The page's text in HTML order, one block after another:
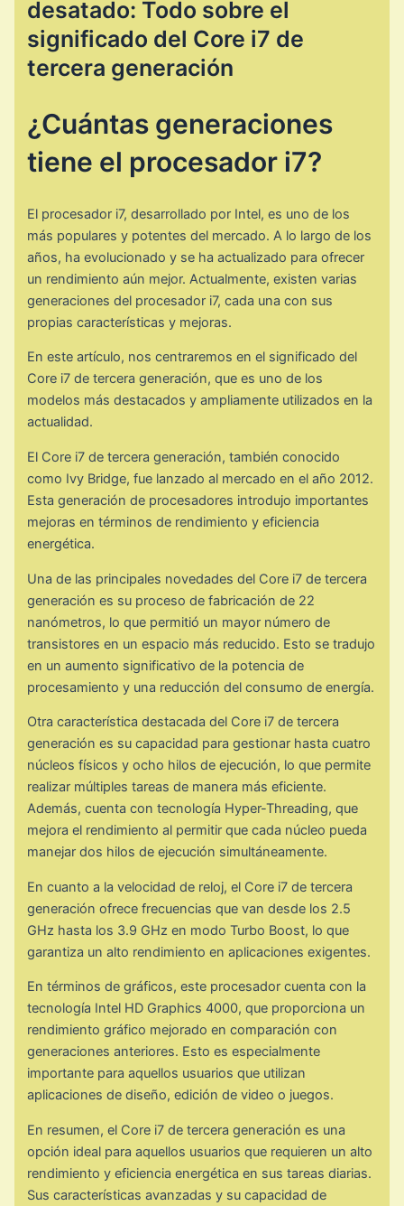
desatado: Todo sobre el
significado del Core i7 de
tercera generación
¿Cuántas generaciones
tiene el procesador i7?
El procesador i7, desarrollado por Intel, es uno de los
más populares y potentes del mercado. A lo largo de los
años, ha evolucionado y se ha actualizado para ofrecer
un rendimiento aún mejor. Actualmente, existen varias
generaciones del procesador i7, cada una con sus
propias características y mejoras.
En este artículo, nos centraremos en el significado del
Core i7 de tercera generación, que es uno de los
modelos más destacados y ampliamente utilizados en la
actualidad.
El Core i7 de tercera generación, también conocido
como Ivy Bridge, fue lanzado al mercado en el año 2012.
Esta generación de procesadores introdujo importantes
mejoras en términos de rendimiento y eficiencia
energética.
Una de las principales novedades del Core i7 de tercera
generación es su proceso de fabricación de 22
nanómetros, lo que permitió un mayor número de
transistores en un espacio más reducido. Esto se tradujo
en un aumento significativo de la potencia de
procesamiento y una reducción del consumo de energía.
Otra característica destacada del Core i7 de tercera
generación es su capacidad para gestionar hasta cuatro
núcleos físicos y ocho hilos de ejecución, lo que permite
realizar múltiples tareas de manera más eficiente.
Además, cuenta con tecnología Hyper-Threading, que
mejora el rendimiento al permitir que cada núcleo pueda
manejar dos hilos de ejecución simultáneamente.
En cuanto a la velocidad de reloj, el Core i7 de tercera
generación ofrece frecuencias que van desde los 2.5
GHz hasta los 3.9 GHz en modo Turbo Boost, lo que
garantiza un alto rendimiento en aplicaciones exigentes.
En términos de gráficos, este procesador cuenta con la
tecnología Intel HD Graphics 4000, que proporciona un
rendimiento gráfico mejorado en comparación con
generaciones anteriores. Esto es especialmente
importante para aquellos usuarios que utilizan
aplicaciones de diseño, edición de video o juegos.
En resumen, el Core i7 de tercera generación es una
opción ideal para aquellos usuarios que requieren un alto
rendimiento y eficiencia energética en sus tareas diarias.
Sus características avanzadas y su capacidad de